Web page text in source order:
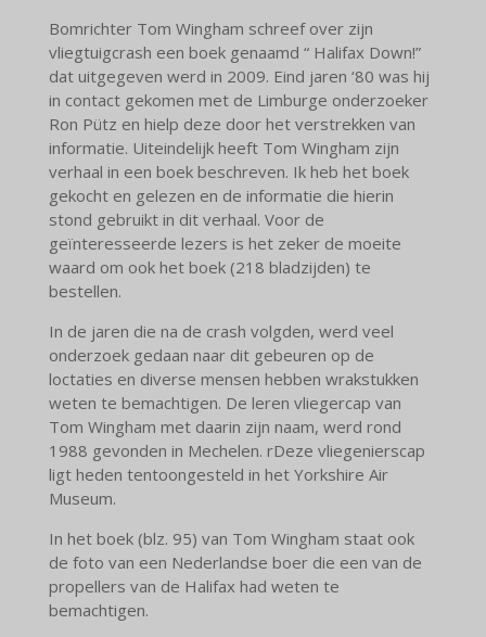
Bomrichter Tom Wingham schreef over zijn
vliegtuigcrash een boek genaamd “ Halifax Down!”
dat uitgegeven werd in 2009. Eind jaren ‘80 was hij
in contact gekomen met de Limburge onderzoeker
Ron Pütz en hielp deze door het verstrekken van
informatie. Uiteindelijk heeft Tom Wingham zijn
verhaal in een boek beschreven. Ik heb het boek
gekocht en gelezen en de informatie die hierin
stond gebruikt in dit verhaal. Voor de
geïnteresseerde lezers is het zeker de moeite
waard om ook het boek (218 bladzijden) te
bestellen.
In de jaren die na de crash volgden, werd veel
onderzoek gedaan naar dit gebeuren op de
loctaties en diverse mensen hebben wrakstukken
weten te bemachtigen. De leren vliegercap van
Tom Wingham met daarin zijn naam, werd rond
1988 gevonden in Mechelen. rDeze vliegenierscap
ligt heden tentoongesteld in het Yorkshire Air
Museum.
In het boek (blz. 95) van Tom Wingham staat ook
de foto van een Nederlandse boer die een van de
propellers van de Halifax had weten te
bemachtigen.